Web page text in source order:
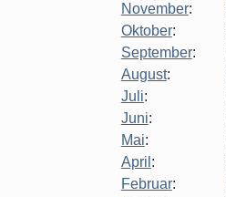
November:
Oktober:
September:
August:
Juli:
Juni:
Mai:
April :
Februar: